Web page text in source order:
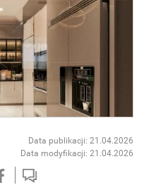
Data publikacji: 21.04.2026
Data modyfikacji: 21.04.2026